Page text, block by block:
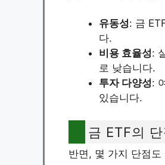
유동성: 금
다.
비용 효율성:
로 낮습니다.
투자 다양성:
있습니다.
금 ETF의 단
반면, 몇 가지 단점도